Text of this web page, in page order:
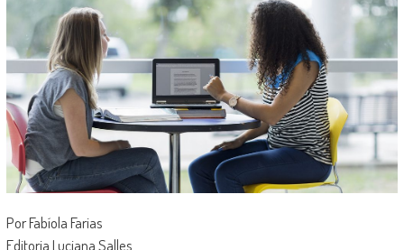
Por Fabíola Farias
Editoria Luciana Salles